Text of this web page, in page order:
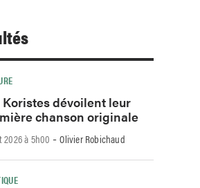
Koristes dévoilent leur
chanson originale
2026 à 5h00 -Olivier Robichaud